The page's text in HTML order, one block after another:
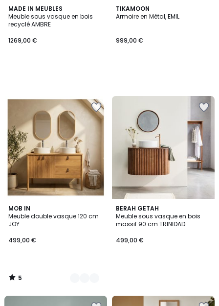
MADE IN MEUBLES
Meuble sous vasque en bois
recyclé AMBRE
1269,00 €
TIKAMOON
Armoire en Métal, EMIL
999,00 €
MOB IN
Meuble double vasque 120 cm
JOY
499,00 €
5
/
5
2
Couleurs
5
/
BERAH GETAH
Meuble sous vasque en bois
massif 90 cm TRINIDAD
499,00 €